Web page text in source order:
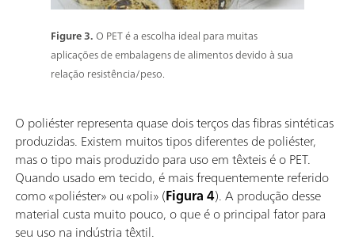
Figure 3.O PET é a escolha ideal para muitas
aplicações de embalagens de alimentos devido à sua
relação resistência/peso.
O poliéster representa quase dois terços das fibras sintéticas
produzidas. Existem muitos tipos diferentes de poliéster,
mas o tipo mais produzido para uso em têxteis é o PET.
Quando usado em tecido, é mais frequentemente referido
como «poliéster» ou «poli» (Figura 4). A produção desse
material custa muito pouco, o que é o principal fator para
seu uso na indústria têxtil.